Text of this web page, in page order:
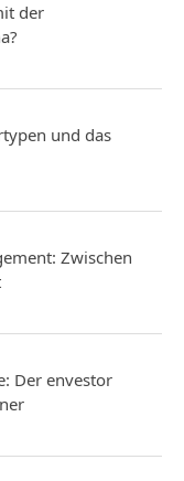
der
und das
Zwischen
Der envestor